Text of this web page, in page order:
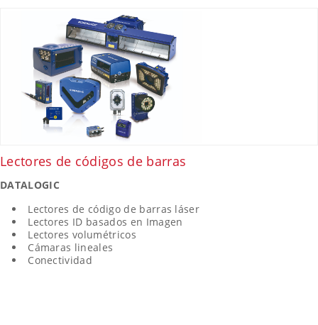
Lectores de códigos de barras
DATALOGIC
Lectores de código de barras láser
Lectores ID basados en Imagen
Lectores volumétricos
Cámaras lineales
Conectividad